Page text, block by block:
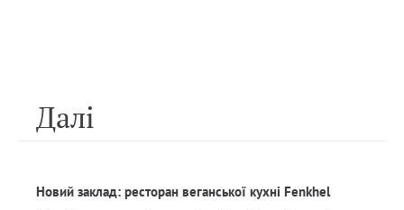
Далi
Новий заклад: ресторан веганської кухні Fenkhel